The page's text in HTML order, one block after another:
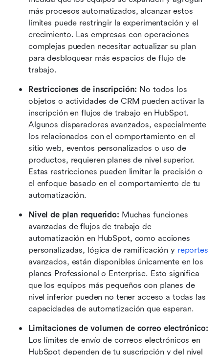
más procesos automatizados, alcanzar estos
límites puede restringir la experimentación y el
crecimiento. Las empresas con operaciones
complejas pueden necesitar actualizar su plan
para desbloquear más espacios de flujo de
trabajo.
Restricciones de inscripción: No todos los
objetos o actividades de CRM pueden activar la
inscripción en flujos de trabajo en HubSpot.
Algunos disparadores avanzados, especialmente
los relacionados con el comportamiento en el
sitio web, eventos personalizados o uso de
productos, requieren planes de nivel superior.
Estas restricciones pueden limitar la precisión o
el enfoque basado en el comportamiento de tu
automatización.
Nivel de plan requerido: Muchas funciones
avanzadas de flujos de trabajo de
automatización en HubSpot, como acciones
personalizadas, lógica de ramificación y reportes
avanzados, están disponibles únicamente en los
planes Professional o Enterprise. Esto significa
que los equipos más pequeños con planes de
nivel inferior pueden no tener acceso a todas las
capacidades de automatización que esperan.
Los límites de envío de correos electrónicos en
HubSpot dependen de tu suscripción y del nivel